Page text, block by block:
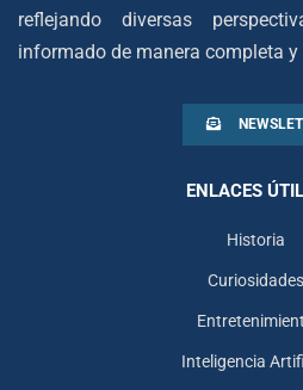
reflejando diversas
informado de manera completa
ENLACES
Historia
Curiosidades
Inteligencia